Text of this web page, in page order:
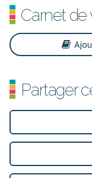
Carnet de
Partager